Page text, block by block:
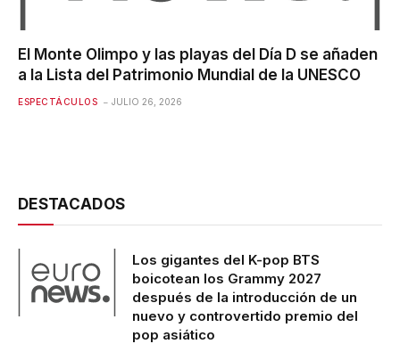
El Monte Olimpo y las playas del Día D se añaden
a la Lista del Patrimonio Mundial de la UNESCO
ESPECTÁCULOS JULIO 26, 2026
DESTACADOS
Los gigantes del K-pop BTS
boicotean los Grammy 2027
después de la introducción de un
nuevo y controvertido premio del
pop asiático